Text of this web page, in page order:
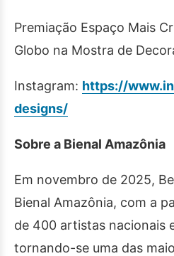
Premiação Espaço Mais
Globo na Mostra de
Instagram: https://
designs/
Sobre a Bienal Amazônia
Em novembro de 2025,
Bienal Amazônia, com a
de 400 artistas nacionais
tornando-se uma das